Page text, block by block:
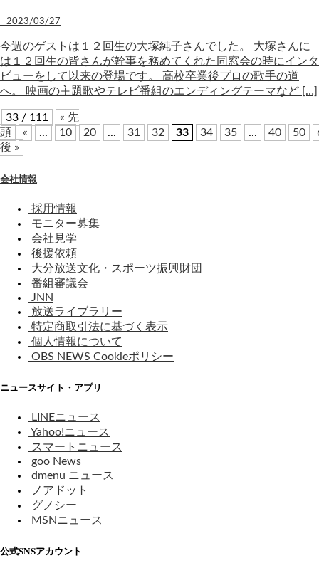
2023/03/27
今週のゲストは１２回生の大塚純子さんでした。 大塚さんに
は１２回生の皆さんが幹事を務めてくれた同窓会の時にインタ
ビューをして以来の登場です。 高校卒業後プロの歌手の道
へ。 映画の主題歌やテレビ番組のエンディングテーマなど […]
33 / 111
« 先
頭
« ... 10 20 ... 31 32 33 34 35 ... 40 50
後 »
会社情報
採用情報
モニター募集
会社見学
後援依頼
大分放送文化・スポーツ振興財団
番組審議会
JNN
放送ライブラリー
特定商取引法に基づく表示
個人情報について
OBS NEWS Cookieポリシー
ニュースサイト・アプリ
LINEニュース
Yahoo!ニュース
スマートニュース
goo News
dmenu ニュース
ノアドット
グノシー
MSNニュース
公式SNSアカウント